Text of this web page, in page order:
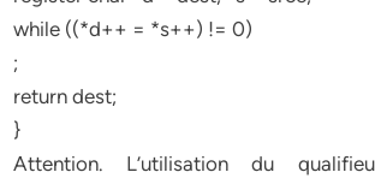
while ((*d++ = *s++) != 0)
;
return dest;
}
Attention. L’utilisation du